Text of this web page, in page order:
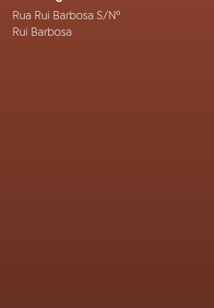
Rua Rui Barbosa S/Nº
Rui Barbosa